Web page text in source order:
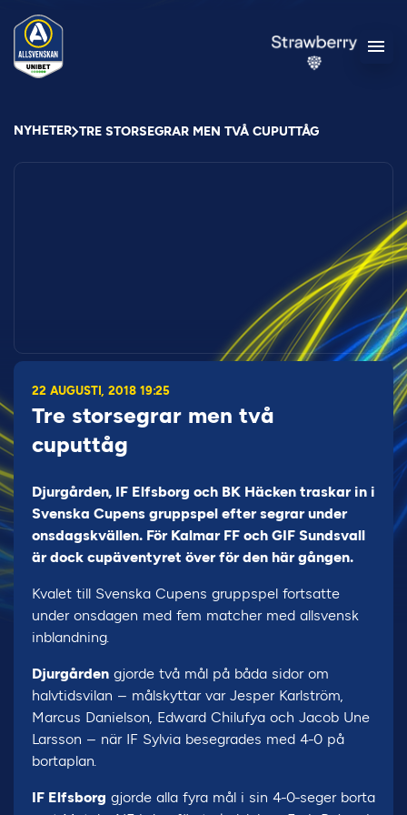
NYHETER TRE STORSEGRAR MEN TVÅ CUPUTTÅG
22 AUGUSTI, 2018 19:25
Tre storsegrar men två
cuputtåg
Djurgården, IF Elfsborg och BK Häcken traskar in i
Svenska Cupens gruppspel efter segrar under
onsdagskvällen. För Kalmar FF och GIF Sundsvall
är dock cupäventyret över för den här gången.
Kvalet till Svenska Cupens gruppspel fortsatte
under onsdagen med fem matcher med allsvensk
inblandning.
Djurgården gjorde två mål på båda sidor om
halvtidsvilan – målskyttar var Jesper Karlström,
Marcus Danielson, Edward Chilufya och Jacob Une
Larsson – när IF Sylvia besegrades med 4-0 på
bortaplan.
IF Elfsborg gjorde alla fyra mål i sin 4-0-seger borta